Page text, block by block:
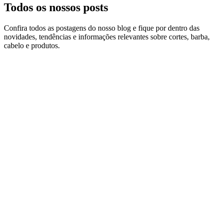
Todos os nossos posts
Confira todos as postagens do nosso blog e fique por dentro das
novidades, tendências e informações relevantes sobre cortes, barba,
cabelo e produtos.